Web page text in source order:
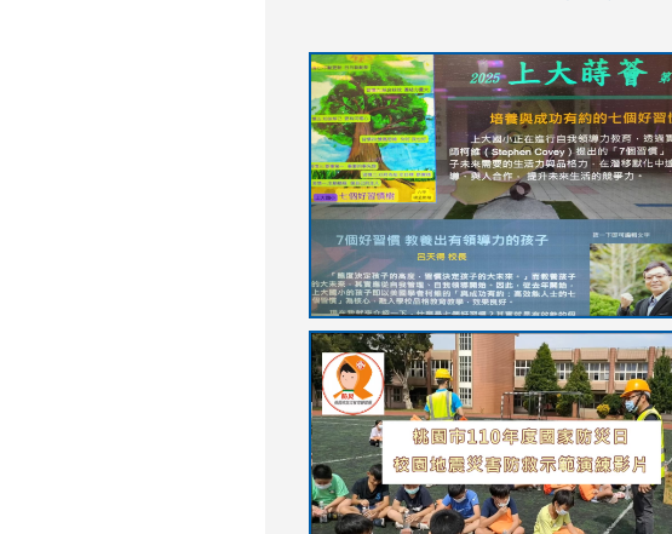
YfDQppRvyMk686kIw6SBbssEIZ6WnT/
usp=sharing
to
https://drive.google.com/file/d/1I-
YfDQppRvyMk686kIw6SBbssEIZ6WnT/
usp=sharing
to
https://sites.google.com/stes.tyc.edu.tw/
link
to
https://sites.google.com/stes.tyc.edu.tw/
link
to
https://drive.google.com/file/d/
usp=sharing
link
to
https://youtu.be/jJOMVWY3-
8M
link
to
https://drive.google.com/file/d/
usp=sharing